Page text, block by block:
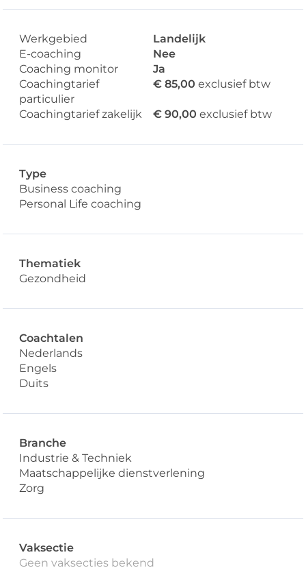
Werkgebied
Landelijk
E-coaching
Nee
Coaching monitor
Ja
Coachingtarief
particulier
€ 85,00 exclusief btw
Coachingtarief zakelijk € 90,00 exclusief btw
Type
Business coaching
Personal Life coaching
Thematiek
Gezondheid
Coachtalen
Nederlands
Engels
Duits
Branche
Industrie & Techniek
Maatschappelijke dienstverlening
Zorg
Vaksectie
Geen vaksecties bekend